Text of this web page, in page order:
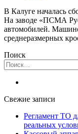
В Калуге началась
На заводе «ПСМА
автомобилей.
среднеразмерных
Поиск
Найти:
Свежие записи
Регламент ТО
реальных